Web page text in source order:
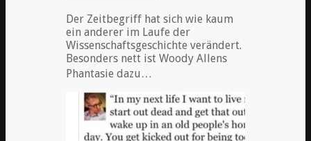
Der Zeitbegriff hat sich wie kaum
ein anderer im Laufe der
Wissenschaftsgeschichte verändert.
Besonders nett ist Woody Allens
Phantasie dazu…